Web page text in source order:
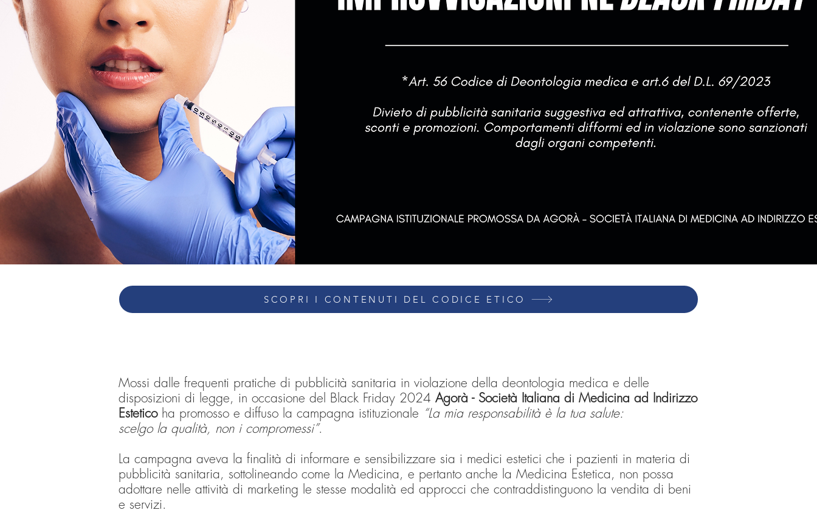
SCOPRI I CONTENUTI DEL CODICE ETICO
Mossi dalle frequenti pratiche di pubblicità sanitaria in violazione della deontologia medica e delle
disposizioni di legge, in occasione del Black Friday 2024 Agorà - Società Italiana di Medicina ad Indirizzo
Esteticoha promosso e diffuso la campagna istituzionale “La mia responsabilità è la tua salute:
scelgo la qualità, non i compromessi”.
La campagna aveva la finalità di informare e sensibilizzare sia i medici estetici che i pazienti in materia di
pubblicità sanitaria, sottolineando come la Medicina, e pertanto anche la Medicina Estetica, non possa
adottare nelle attività di marketing le stesse modalità ed approcci che contraddistinguono la vendita di beni
e servizi.